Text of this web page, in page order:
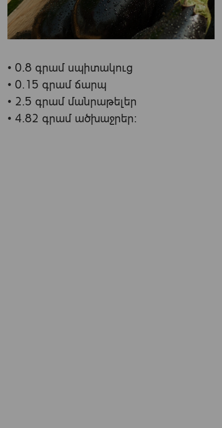
• 0.8 գրամ սպիտակուց
• 0.15 գրամ ճարպ
• 2.5 գրամ մանրաթելեր
• 4.82 գրամ ածխաջրեր։